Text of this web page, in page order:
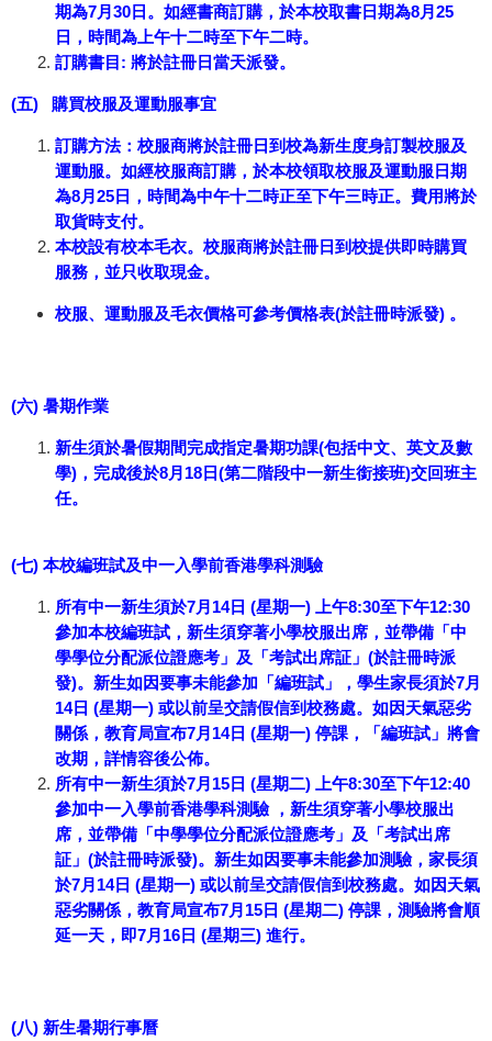
期為7月30日。如經書商訂購，於本校取書日期為8月25
日，時間為上午十二時至下午二時。
訂購書目: 將於註冊日當天派發。
(五) 購買校服及運動服事宜
訂購方法：校服商將於註冊日到校為新生度身訂製校服及
運動服。如經校服商訂購，於本校領取校服及運動服日期
為8月25日，時間為中午十二時正至下午三時正。費用將於
取貨時支付。
本校設有校本毛衣。校服商將於註冊日到校提供即時購買
服務，並只收取現金。
校服、運動服及毛衣價格可參考價格表(於註冊時派發) 。
(六) 暑期作業
新生須於暑假期間完成指定暑期功課(包括中文、英文及數
學)，完成後於8月18日(第二階段中一新生銜接班)交回班主
任。
(七) 本校編班試及中一入學前香港學科測驗
所有中一新生須於7月14日 (星期一) 上午8:30至下午12:30
參加本校編班試，新生須穿著小學校服出席，並帶備「中
學學位分配派位證應考」及「考試出席証」(於註冊時派
發)。新生如因要事未能參加「編班試」，學生家長須於7月
14日 (星期一) 或以前呈交請假信到校務處。如因天氣惡劣
關係，教育局宣布7月14日 (星期一) 停課，「編班試」將會
改期，詳情容後公佈。
所有中一新生須於7月15日 (星期二) 上午8:30至下午12:40
參加中一入學前香港學科測驗 ，新生須穿著小學校服出
席，並帶備「中學學位分配派位證應考」及「考試出席
証」(於註冊時派發)。新生如因要事未能參加測驗，家長須
於7月14日 (星期一) 或以前呈交請假信到校務處。如因天氣
惡劣關係，教育局宣布7月15日 (星期二) 停課，測驗將會順
延一天，即7月16日 (星期三) 進行。
(八) 新生暑期行事曆